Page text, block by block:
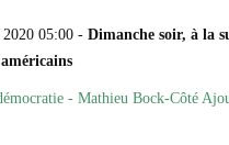
05:00 - Dimanche soir, à la
- Mathieu Bock-Côté